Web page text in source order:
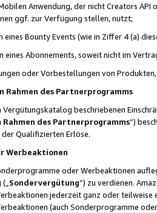
Anwendung, der nicht Creators
ggf. zur Verfügung stellen, nutzt;
eines Bounty Events (wie in Ziffer 4 (a)
eines Abonnements, soweit nicht im
oder Vorbestellungen von
Rahmen des Partnerprogramms
beschriebenen
des Partnerprogramms“)
Qualifizierten Erlöse.
Werbeaktionen
oder Werbeaktionen
Sondervergütung”) zu verdienen.
jederzeit ganz oder
(auch Sonderprogramme